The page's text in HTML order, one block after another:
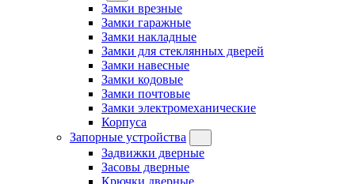
Замки врезные
Замки гаражные
Замки накладные
Замки для стеклянных дверей
Замки навесные
Замки кодовые
Замки почтовые
Замки электромеханические
Корпуса
Запорные устройства
Задвижки дверные
Засовы дверные
Крючки дверные